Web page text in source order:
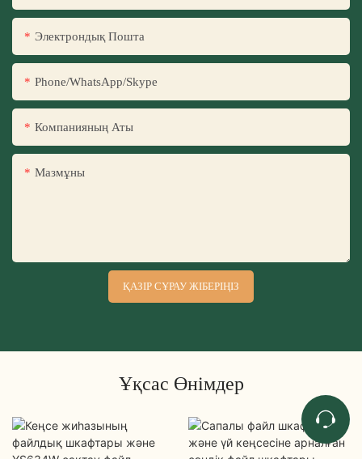
Электрондық Пошта
Phone/WhatsApp/Skype
Компанияның Аты
Мазмұны
ҚАЗІР СҰРАУ ЖІБЕРІҢІЗ
Ұқсас Өнімдер